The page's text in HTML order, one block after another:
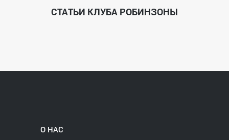
(Евгения Горлова)
СТАТЬИ КЛУБА РОБИНЗОНЫ
О НАС